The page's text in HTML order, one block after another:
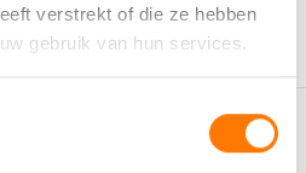
verstrekt of die ze hebben
gebruik van hun services.